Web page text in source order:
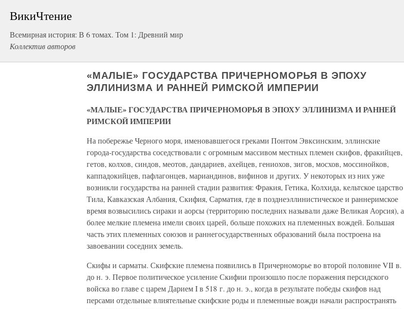
ВикиЧтение
Всемирная история: В 6 томах. Том 1: Древний мир
Коллектив авторов
«МАЛЫЕ» ГОСУДАРСТВА ПРИЧЕРНОМОРЬЯ В ЭПОХУ
ЭЛЛИНИЗМА И РАННЕЙ РИМСКОЙ ИМПЕРИИ
«МАЛЫЕ» ГОСУДАРСТВА ПРИЧЕРНОМОРЬЯ В ЭПОХУ ЭЛЛИНИЗМА И РАННЕЙ
РИМСКОЙ ИМПЕРИИ
На побережье Черного моря, именовавшегося греками Понтом Эвксинским, эллинские
города-государства соседствовали с огромным массивом местных племен скифов, фракийцев,
гетов, колхов, синдов, меотов, дандариев, ахейцев, гениохов, зигов, мосхов, моссинойков,
каппадокийцев, пафлагонцев, мариандинов, вифинов и других. У некоторых из них уже
возникли государства на ранней стадии развития: Фракия, Гетика, Колхида, кельтское царство
Тила, Кавказская Албания, Скифия, Сарматия, где в позднеэллинистическое и раннеримское
время возвысились сираки и аорсы (территорию последних называли даже Великая Аорсия), а
более мелкие племена имели своих царей, больше похожих на племенных вождей. Большая
часть этих племенных союзов и раннегосударственных образований была построена на
завоевании соседних земель.
Скифы и сарматы. Скифские племена появились в Причерноморье во второй половине VII в.
до н. э. Первое политическое усиление Скифии произошло после поражения персидского
войска во главе с царем Дарием I в 518 г. до н. э., когда в результате победы скифов над
персами отдельные влиятельные скифские роды и племенные вожди начали распространять